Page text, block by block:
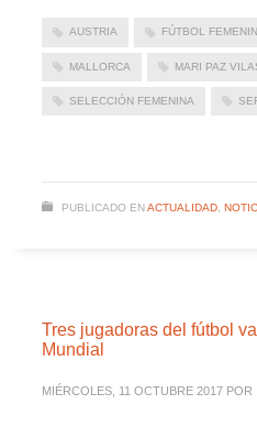
AUSTRIA FÚTBOL
MALLORCA MARI PAZ
SELECCIÓN FEMENINA
PUBLICADO EN ACTUALIDAD,
Tres jugadoras del fútbol
Mundial
MIÉRCOLES, 11 OCTUBRE 2017 POR